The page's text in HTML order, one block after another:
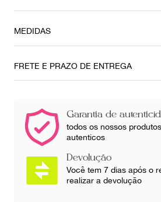
MEDIDAS
37
FRETE E PRAZO DE ENTREGA
Garantia de
todos os nossos
autenticos
Devolução
Você tem 7 dias após o
realizar a devolução